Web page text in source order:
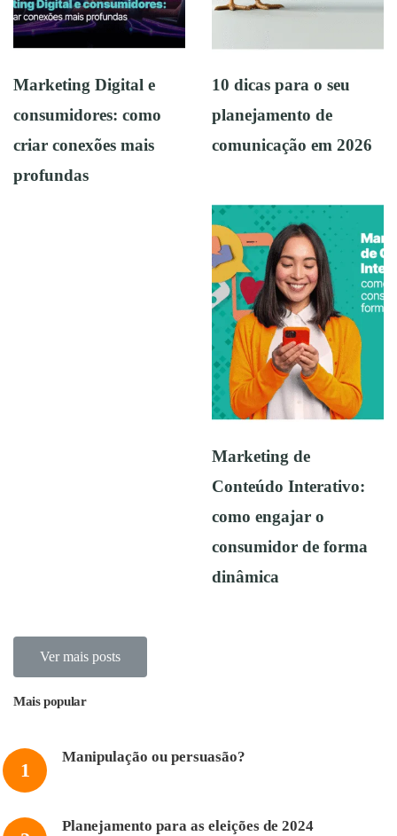
Marketing Digital e
consumidores: como
criar conexões mais
profundas
10 dicas para o seu
planejamento de
comunicação em 2026
Marketing de
Conteúdo Interativo:
como engajar o
consumidor de forma
dinâmica
Ver mais posts
Mais popular
Manipulação ou persuasão?
Planejamento para as eleições de 2024